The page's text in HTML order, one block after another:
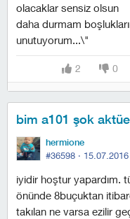
olacaklar sensiz olsun
daha durmam
unutuyorum...\"
2 0
bim a101 şok
hermione
#36598 ·
i̇yidir hoştur yapardım.
önünde 8buçuktan
takılan ne varsa ezilir